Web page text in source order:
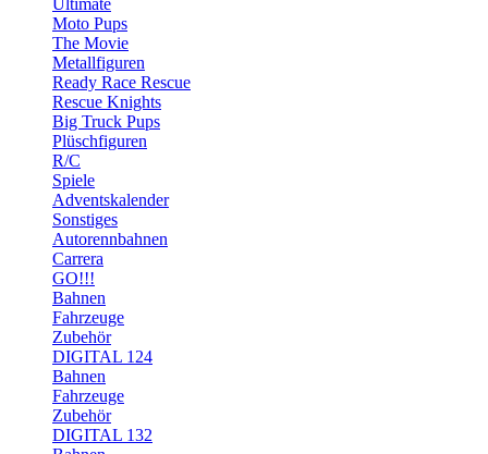
Ultimate
Moto Pups
The Movie
Metallfiguren
Ready Race Rescue
Rescue Knights
Big Truck Pups
Plüschfiguren
R/C
Spiele
Adventskalender
Sonstiges
Autorennbahnen
Carrera
GO!!!
Bahnen
Fahrzeuge
Zubehör
DIGITAL 124
Bahnen
Fahrzeuge
Zubehör
DIGITAL 132